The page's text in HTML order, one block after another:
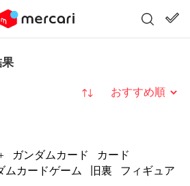
並び替え
ガンダムカード
カード
ムカードゲーム 旧裏 フィギュア